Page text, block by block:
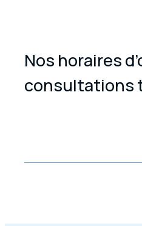
Nos horaires
consultations